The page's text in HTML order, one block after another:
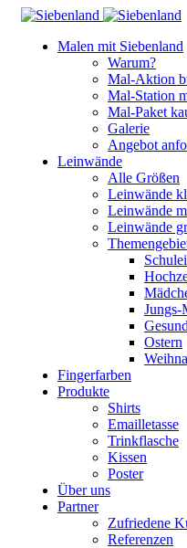
Malen mit Siebenland
Warum?
Mal-Aktion
Mal-Station
Mal-Paket
Galerie
Angebot
Leinwände
Alle Größen
Leinwände
Leinwände
Leinwände
Jungs-
Ostern
Fingerfarben
Produkte
Shirts
Emailletasse
Trinkflasche
Kissen
Poster
Über uns
Partner
Zufriedene
Referenzen